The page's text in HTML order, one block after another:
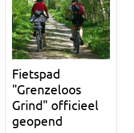
Fietspad
"Grenzeloos
Grind" officieel
geopend